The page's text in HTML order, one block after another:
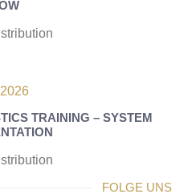
TRAINING – SYSTEM
FOLGE UNS